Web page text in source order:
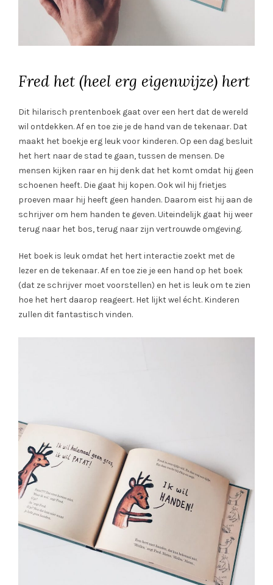
Fred het (heel erg eigenwijze) hert
Dit hilarisch prentenboek gaat over een hert dat de wereld
wil ontdekken. Af en toe zie je de hand van de tekenaar. Dat
maakt het boekje erg leuk voor kinderen. Op een dag besluit
het hert naar de stad te gaan, tussen de mensen. De
mensen kijken raar en hij denk dat het komt omdat hij geen
schoenen heeft. Die gaat hij kopen. Ook wil hij frietjes
proeven maar hij heeft geen handen. Daarom eist hij aan de
schrijver om hem handen te geven. Uiteindelijk gaat hij weer
terug naar het bos, terug naar zijn vertrouwde omgeving.
Het boek is leuk omdat het hert interactie zoekt met de
lezer en de tekenaar. Af en toe zie je een hand op het boek
(dat ze schrijver moet voorstellen) en het is leuk om te zien
hoe het hert daarop reageert. Het lijkt wel écht. Kinderen
zullen dit fantastisch vinden.